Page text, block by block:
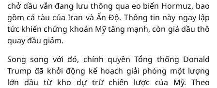
chở dầu vẫn đang lưu thông qua eo biển Hormuz, bao
gồm cả tàu của Iran và Ấn Độ. Thông tin này ngay lập
tức khiến chứng khoán Mỹ tăng mạnh, còn giá dầu thô
quay đầu giảm.
Song song với đó, chính quyền Tổng thống Donald
Trump đã khởi động kế hoạch giải phóng một lượng
lớn dầu từ kho dự trữ chiến lược của Mỹ. Theo